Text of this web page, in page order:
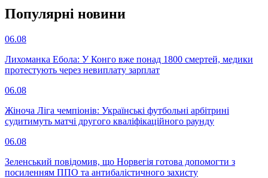
Популярнi новини
06.08
Лихоманка Ебола: У Конго вже понад 1800 смертей, медики
протестують через невиплату зарплат
06.08
Жіноча Ліга чемпіонів: Українські футбольні арбітрині
судитимуть матчі другого кваліфікаційного раунду
06.08
Зеленський повідомив, що Норвегія готова допомогти з
посиленням ППО та антибалістичного захисту